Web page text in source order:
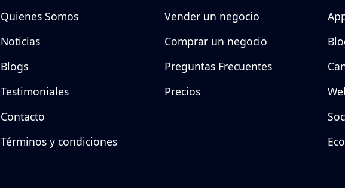
Quienes Somos
Noticias
Blogs
Testimoniales
Contacto
Términos y condiciones
Vender un negocio
Comprar un negocio
Preguntas Frecuentes
Precios